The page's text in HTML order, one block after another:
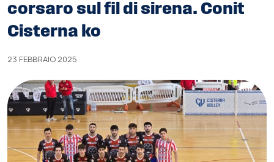
corsaro sul fil di sirena. Conit
Cisterna ko
23 FEBBRAIO 2025